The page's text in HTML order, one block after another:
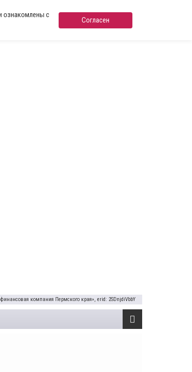
ознакомлены с
Согласен
компания Пермского края», erid: 2SDnjdiVbbY